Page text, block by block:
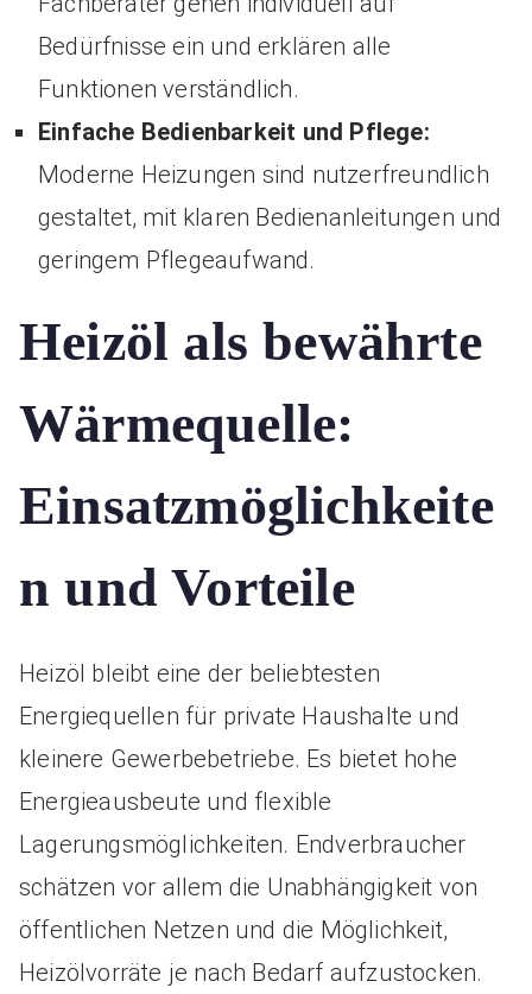
Bedürfnisse ein und erklären alle
Funktionen verständlich.
Einfache Bedienbarkeit und Pflege:
Moderne Heizungen sind nutzerfreundlich
gestaltet, mit klaren Bedienanleitungen und
geringem Pflegeaufwand.
Heizöl als bewährte
Wärmequelle:
Einsatzmöglichkeite
n und Vorteile
Heizöl bleibt eine der beliebtesten
Energiequellen für private Haushalte und
kleinere Gewerbebetriebe. Es bietet hohe
Energieausbeute und flexible
Lagerungsmöglichkeiten. Endverbraucher
schätzen vor allem die Unabhängigkeit von
öffentlichen Netzen und die Möglichkeit,
Heizölvorräte je nach Bedarf aufzustocken.